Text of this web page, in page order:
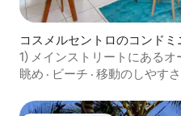
コスメルセントロのコンドミ
1) メインストリートにある
ウス（ベッド2台）
眺め · ビーチ · 移動のしやすさ